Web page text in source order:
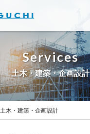
Services
土木・建築・企画設計
土木・建築・企画設計